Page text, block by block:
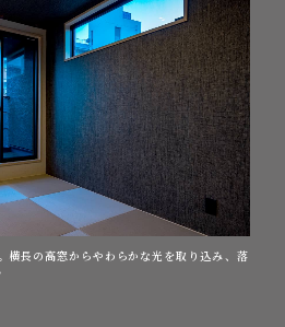
横長の高窓からやわらかな光を取り込み、落